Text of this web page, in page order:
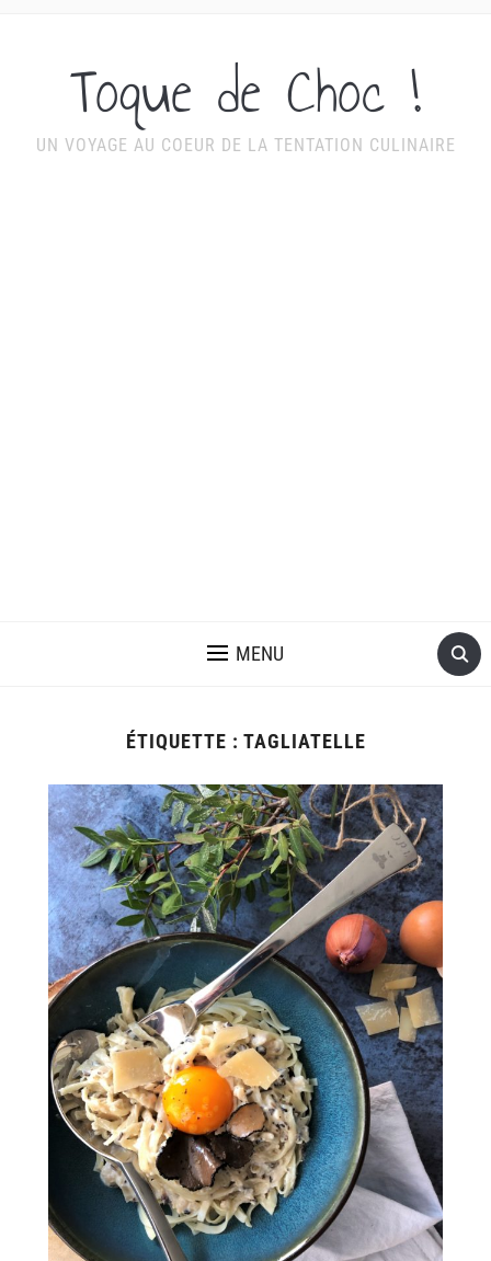
Toque de Choc !
UN VOYAGE AU COEUR DE LA TENTATION CULINAIRE
MENU
ÉTIQUETTE : TAGLIATELLE